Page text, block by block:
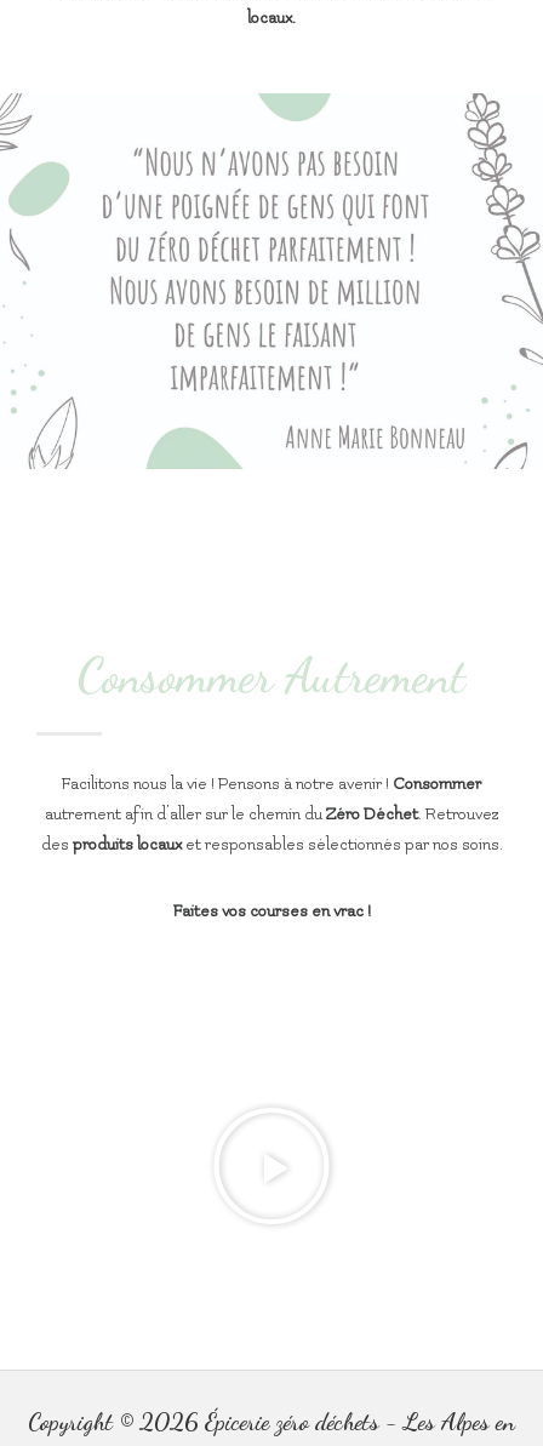
locaux.
Consommer Autrement
Facilitons nous la vie ! Pensons à notre avenir ! Consommer
autrement afin d’aller sur le chemin du Zéro Déchet. Retrouvez
des produits locauxet responsables sélectionnés par nos soins.
Faites vos courses en vrac !
Copyright © 2026 Épicerie zéro déchets - Les Alpes en